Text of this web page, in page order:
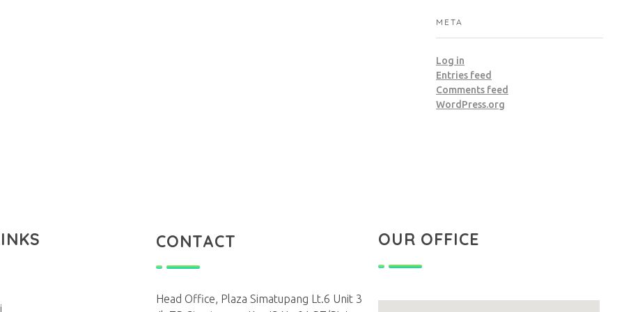
META
Log in
Entries feed
Comments feed
WordPress.org
CONTACT
Head Office, Plaza Simatupang Lt.6 Unit 3
OUR OFFICE